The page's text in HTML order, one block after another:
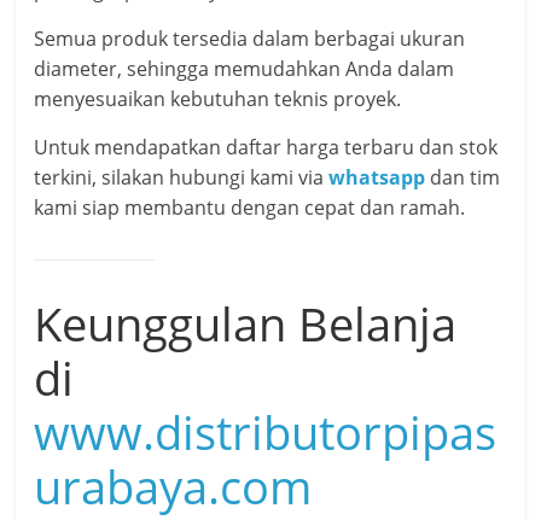
Semua produk tersedia dalam berbagai ukuran
diameter, sehingga memudahkan Anda dalam
menyesuaikan kebutuhan teknis proyek.
Untuk mendapatkan daftar harga terbaru dan stok
terkini, silakan hubungi kami viawhatsapp dan tim
kami siap membantu dengan cepat dan ramah.
Keunggulan Belanja
di
www.distributorpipas
urabaya.com